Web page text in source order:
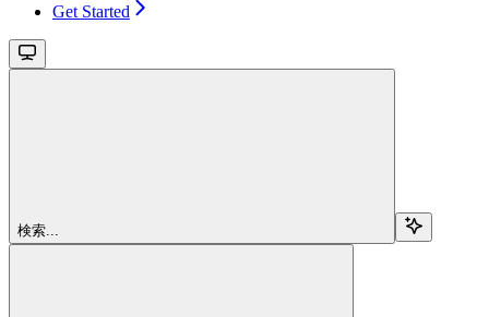
Get Started
検索...